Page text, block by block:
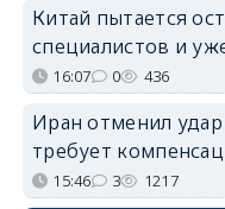
Китай пытается
специалистов и
16:07 0 436
Иран отменил
требует
15:46 3 1217